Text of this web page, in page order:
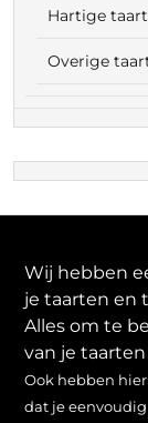
Hartige
Overige
Wij hebben
je taarten en
Alles om te
van je
Ook hebben
dat je